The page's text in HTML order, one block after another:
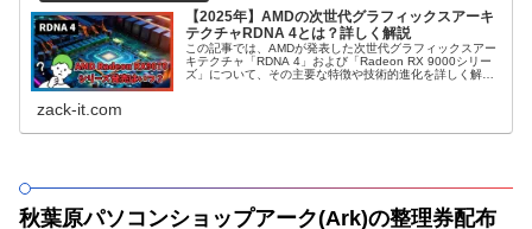
【2025年】AMDの次世代グラフィックスアーキ
テクチャRDNA 4とは？詳しく解説
この記事では、AMDが発表した次世代グラフィックスアー
キテクチャ「RDNA 4」および「Radeon RX 9000シリー
ズ」について、その主要な特徴や技術的進化を詳しく解説
zack-it.com
秋葉原パソコンショップアーク(Ark)の整理券配布